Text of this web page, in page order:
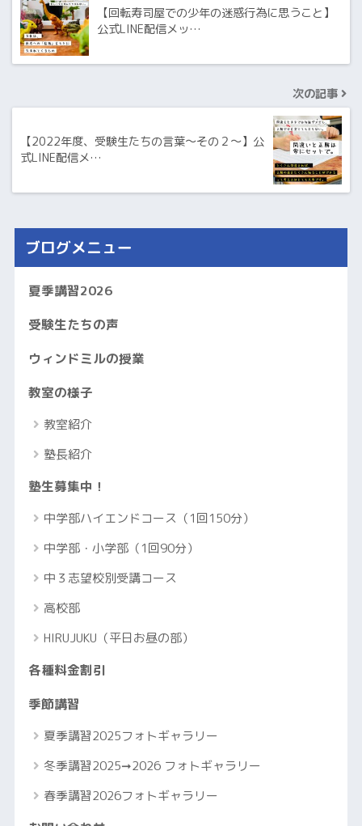
【回転寿司屋での少年の迷惑行為に思うこと】
公式LINE配信メッ…
次の記事
【2022年度、受験生たちの言葉～その２～】公
式LINE配信メ…
ブログメニュー
夏季講習2026
受験生たちの声
ウィンドミルの授業
教室の様子
教室紹介
塾長紹介
塾生募集中！
中学部ハイエンドコース（1回150分）
中学部・小学部（1回90分）
中３志望校別受講コース
高校部
HIRUJUKU（平日お昼の部）
各種料金割引
季節講習
夏季講習2025フォトギャラリー
冬季講習2025➞2026 フォトギャラリー
春季講習2026フォトギャラリー